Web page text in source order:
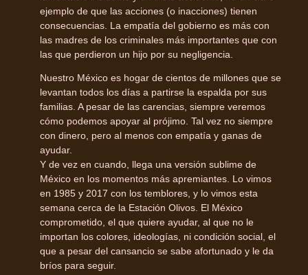
ejemplo de que las acciones (o inacciones) tienen
consecuencias. La empatía del gobierno es más con
las madres de los criminales más importantes que con
las que perdieron un hijo por su negligencia.
Nuestro México es hogar de cientos de millones que se
levantan todos los días a partirse la espalda por sus
familias. A pesar de las carencias, siempre veremos
cómo podemos apoyar al prójimo. Tal vez no siempre
con dinero, pero al menos con empatía y ganas de
ayudar.
Y de vez en cuando, llega una versión sublime de
México en los momentos más apremiantes. Lo vimos
en 1985 y 2017 con los temblores, y lo vimos esta
semana cerca de la Estación Olivos. El México
comprometido, el que quiere ayudar, al que no le
importan los colores, ideologías, ni condición social, el
que a pesar del cansancio se sabe afortunado y le da
bríos para seguir.